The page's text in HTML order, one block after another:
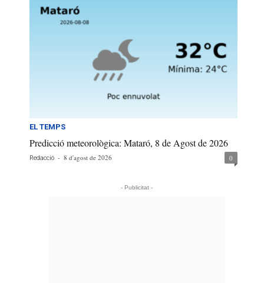
EL TEMPS
Predicció meteorològica: Mataró, 8 de Agost de 2026
Redacció - 8 d'agost de 2026 0
- Publicitat -